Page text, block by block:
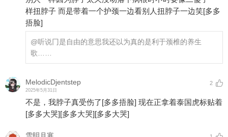
样扭脖子 而是带着一个护颈一边看别人扭脖子一边笑[多多
捂脸]
@听说冂是自由的意思我还以为真的是利于颈椎的养生
歌……
MelodicDjentstep
2025年5月31日
2
不是，我脖子真受伤了[多多捂脸] 现在正拿着泰国虎标贴着
[多多大哭][多多大哭][多多大哭]